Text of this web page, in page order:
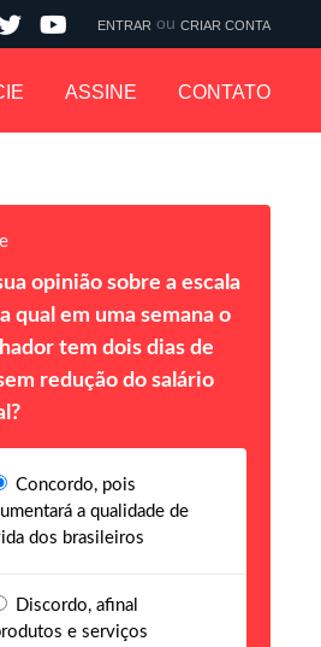
ASSINE CONTATO
ENTRAR ou CRIAR CONTA
opinião sobre a escala
qual em uma semana o
tem dois dias de
redução do salário
Concordo, pois
a qualidade de
dos brasileiros
Discordo, afinal
e serviços